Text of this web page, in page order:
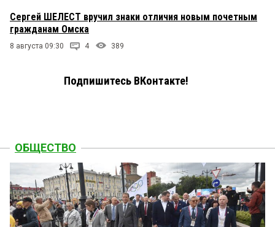
Сергей ШЕЛЕСТ вручил знаки отличия новым почетным
гражданам Омска
8 августа 09:30 4 389
Подпишитесь ВКонтакте!
ОБЩЕСТВО